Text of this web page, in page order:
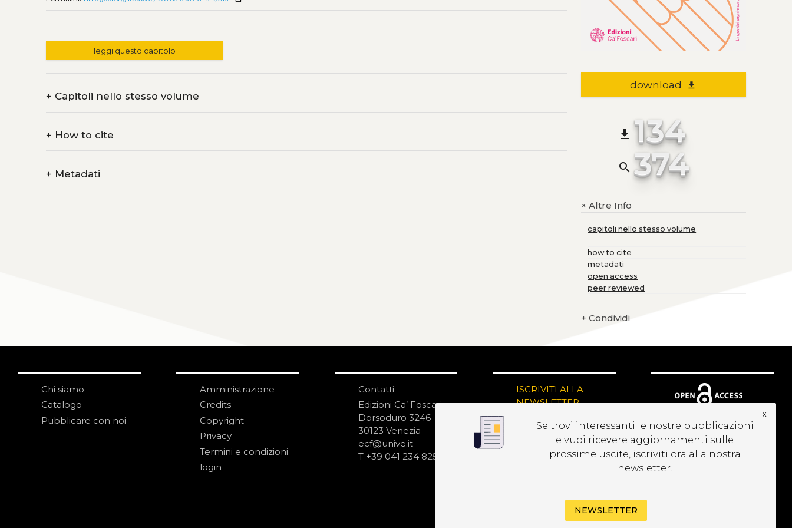
leggi questo capitolo
+ Capitoli nello stesso volume
+ How to cite
+ Metadati
download file_download
file_download 134
search 374
+Altre Info
capitoli nello stesso volume
how to cite
metadati
open access
peer reviewed
+ Condividi
Chi siamo
Catalogo
Pubblicare con noi
Amministrazione
Credits
Copyright
Privacy
Termini e condizioni
login
Contatti
Edizioni Ca’ Foscari
Dorsoduro 3246
30123 Venezia
ecf@unive.it
T +39 041 234 8250
ISCRIVITI ALLA
NEWSLETTER
Se trovi interessanti le nostre pubblicazioni
e vuoi ricevere aggiornamenti sulle
prossime uscite, iscriviti ora alla nostra
newsletter.
x
NEWSLETTER